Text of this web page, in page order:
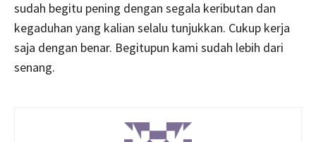
sudah begitu pening dengan segala keributan dan
kegaduhan yang kalian selalu tunjukkan. Cukup kerja
saja dengan benar. Begitupun kami sudah lebih dari
senang.